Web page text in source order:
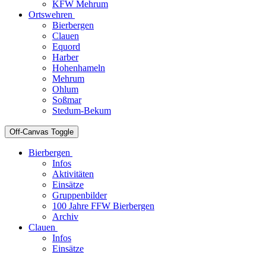
KFW Mehrum
Ortswehren
Bierbergen
Clauen
Equord
Harber
Hohenhameln
Mehrum
Ohlum
Soßmar
Stedum-Bekum
Off-Canvas Toggle
Bierbergen
Infos
Aktivitäten
Einsätze
Gruppenbilder
100 Jahre FFW Bierbergen
Archiv
Clauen
Infos
Einsätze